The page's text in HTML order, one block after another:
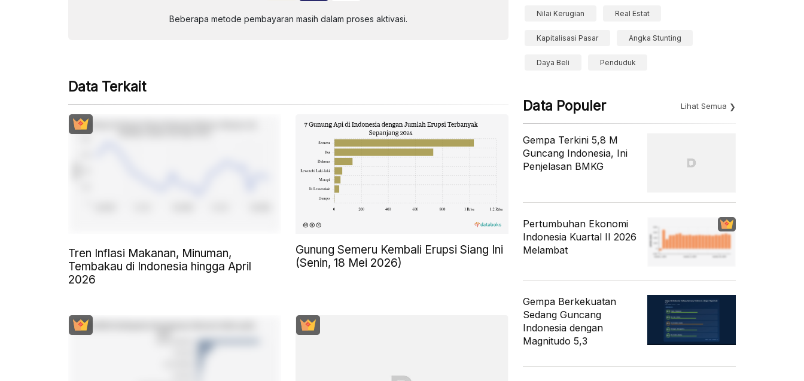
Beberapa metode pembayaran masih dalam proses aktivasi.
Data Terkait
Tren Inflasi Makanan, Minuman,
Tembakau di Indonesia hingga April
2026
Gunung Semeru Kembali Erupsi Siang Ini
(Senin, 18 Mei 2026)
Nilai Kerugian Real Estat
Kapitalisasi Pasar Angka Stunting
Daya Beli Penduduk
Data Populer Lihat Semua
Gempa Terkini 5,8 M
Guncang Indonesia, Ini
Penjelasan BMKG
Pertumbuhan Ekonomi
Indonesia Kuartal II 2026
Melambat
Gempa Berkekuatan
Sedang Guncang
Indonesia dengan
Magnitudo 5,3